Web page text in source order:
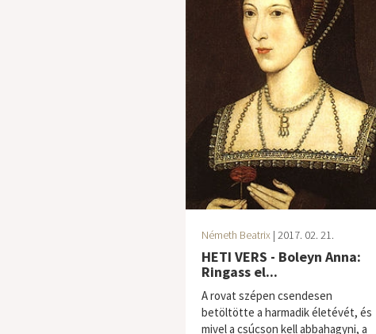
Németh Beatrix | 2017. 02. 21.
HETI VERS - Boleyn Anna:
Ringass el...
A rovat szépen csendesen
betöltötte a harmadik életévét, és
mivel a csúcson kell abbahagyni, a